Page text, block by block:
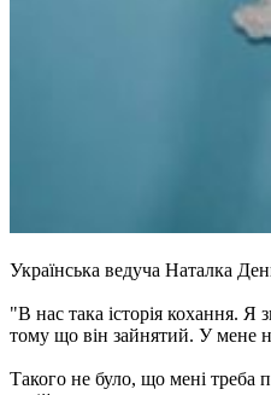
Українська ведуча Наталка
"В нас така історія кохання.
тому що він зайнятий. У мене
Такого не було, що мені треба